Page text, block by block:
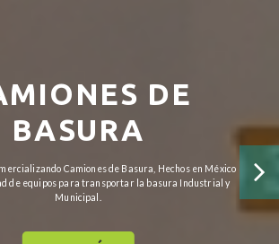
DE
BASURA
Camiones de Basura, Hechos en México
de equipos para transportar la basura Industrial y
Municipal.